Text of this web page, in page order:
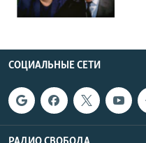
СОЦИАЛЬНЫЕ СЕТИ